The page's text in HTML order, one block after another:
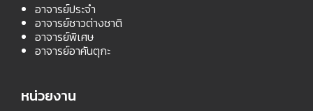
อาจารย์ประจำ
อาจารย์ชาวต่างชาติ
อาจารย์พิเศษ
อาจารย์อาคันตุกะ
หน่วยงาน